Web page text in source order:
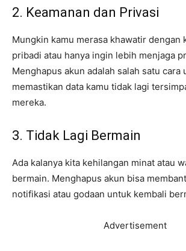
2. Keamanan dan Privasi
Mungkin kamu merasa khawatir dengan
pribadi atau hanya ingin lebih menjaga
Menghapus akun adalah salah satu cara
memastikan data kamu tidak lagi
mereka.
3. Tidak Lagi Bermain
Ada kalanya kita kehilangan minat atau
bermain. Menghapus akun bisa
notifikasi atau godaan untuk kembali
Advertisement